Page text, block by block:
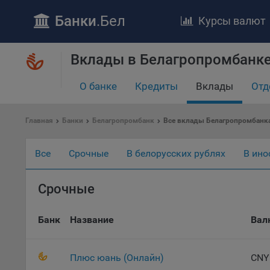
Банки.Бел Курсы валют
Вклады в
О банке Кредиты Вклады
Главная Банки Белагропромбанк Все вклады
Все Срочные В белорусских рублях В
Срочные
Банк Название
Плюс юань (Онлайн) CNY